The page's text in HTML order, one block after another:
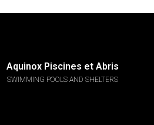
Aquinox Piscines et Abris
SWIMMING POOLS AND SHELTERS